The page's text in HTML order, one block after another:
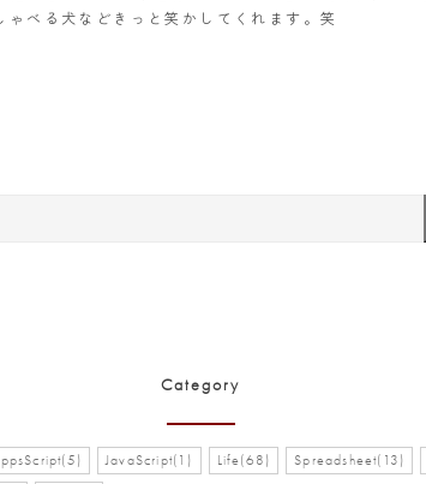
ゃべる犬などきっと笑かしてくれます。笑
Category
JavaScript(1) Life(68) Spreadsheet(13)